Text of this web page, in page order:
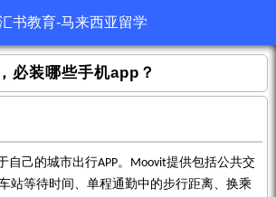
书教育-马来西亚留学
必装哪些手机app？
自己的城市出行APP。 Moovit提供包括公共交
站等待时间、单程通勤中的步行距离、换乘